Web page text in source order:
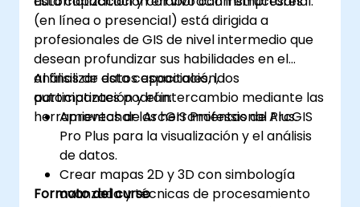
(en línea o presencial) está dirigida a
profesionales de GIS de nivel intermedio que
desean profundizar sus habilidades en el
análisis de datos espaciales, la
automatización y el intercambio mediante las
herramientas de ArcGIS Professional Plus.
Al finalizar esta capacitación, los
participantes podrán:
Aprovechar las herramientas de ArcGIS
Pro Plus para la visualización y el análisis
de datos.
Crear mapas 2D y 3D con simbología
avanzada y técnicas de procesamiento
Formato del curso